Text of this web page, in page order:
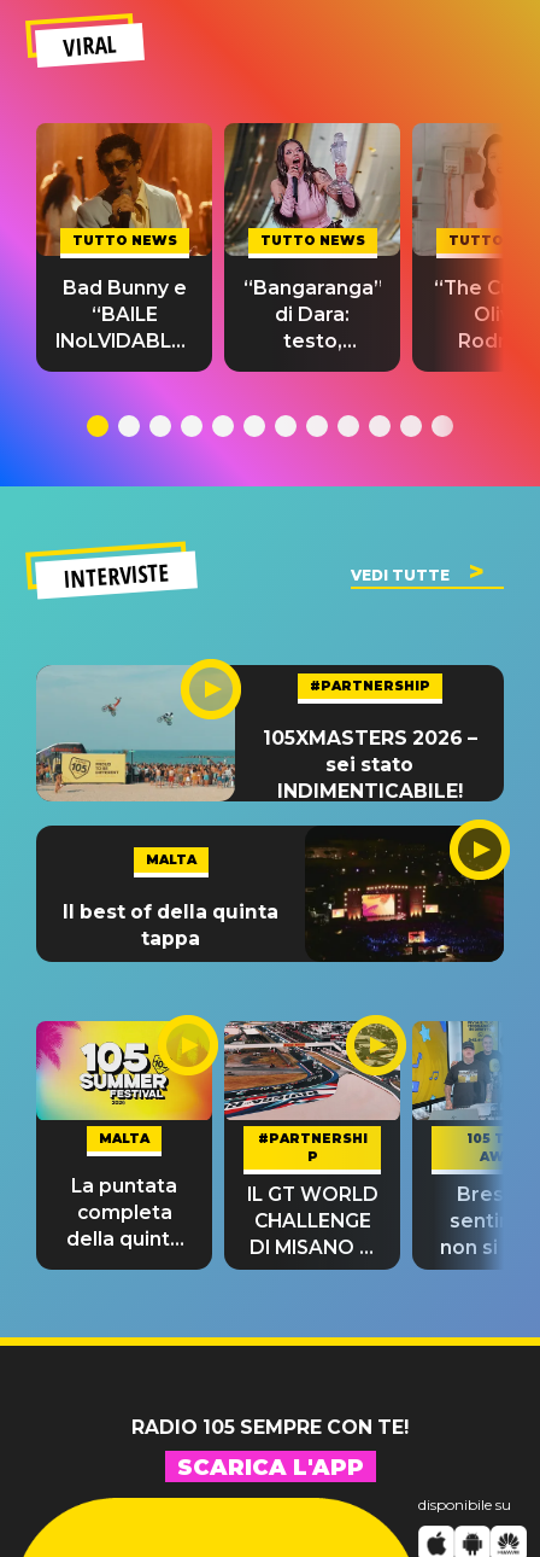
VIRAL
TUTTO NEWS
Bad Bunny e
“BAILE
INoLVIDABLE”:
testo,
significato
TUTTO NEWS
“Bangaranga”
di Dara:
testo,
traduzione e
del singolo
TUTTO
“The
Olivia
testo,
INTERVISTE VEDI TUTTE
#PARTNERSHIP
105XMASTERS 2026 –
sei stato
INDIMENTICABILE!
MALTA
Il best of della quinta
tappa
MALTA
La puntata
completa
della quinta
tappa
#PARTNERSHI
P
IL GT WORLD
CHALLENGE
DI MISANO si
riconferma
105 TAKE
AWAY
Bresh:
non si
fino alla
RADIO 105 SEMPRE CON TE!
SCARICA L'APP
disponibile su